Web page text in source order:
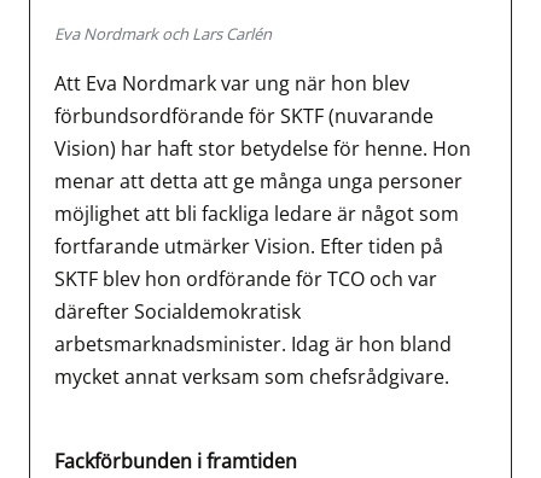
Eva Nordmark och Lars Carlén
Att Eva Nordmark var ung när hon blev
förbundsordförande för SKTF (nuvarande
Vision) har haft stor betydelse för henne. Hon
menar att detta att ge många unga personer
möjlighet att bli fackliga ledare är något som
fortfarande utmärker Vision. Efter tiden på
SKTF blev hon ordförande för TCO och var
därefter Socialdemokratisk
arbetsmarknadsminister. Idag är hon bland
mycket annat verksam som chefsrådgivare.
Fackförbunden i framtiden